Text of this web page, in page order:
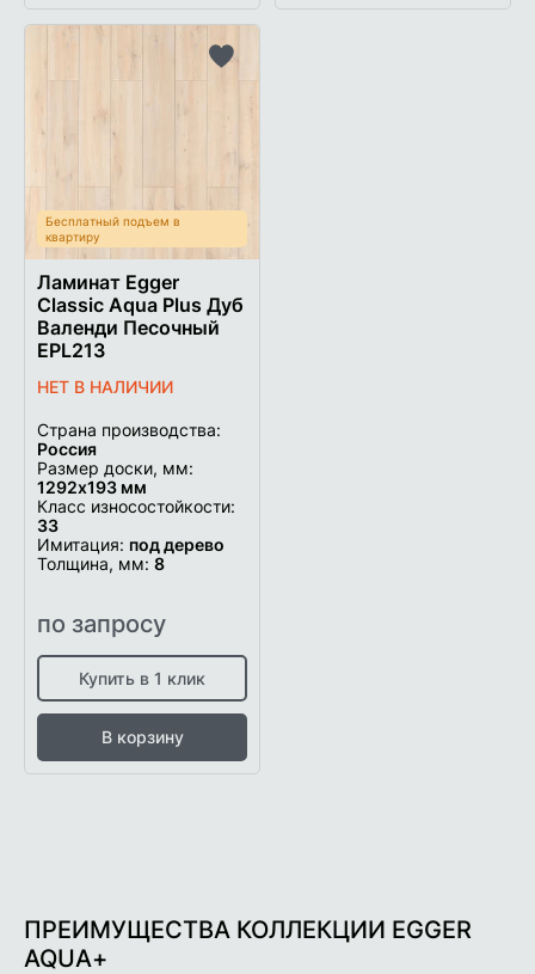
ПРЕИМУЩЕСТВА КОЛЛЕКЦИИ EGGER
AQUA+
Бесплатный подъем в
квартиру
список
Ламинат Egger
Classic Aqua Plus Дуб
Валенди Песочный
EPL213
НЕТ В НАЛИЧИИ
Страна производства:
Россия
Размер доски, мм:
1292х193 мм
Класс износостойкости:
33
Имитация: под дерево
Толщина, мм:8
по запросу
Купить в 1 клик
В корзину